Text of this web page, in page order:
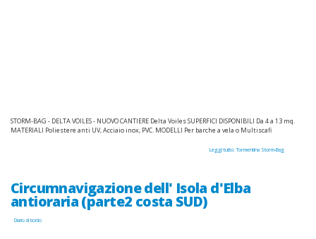
STORM-BAG - DELTA VOILES - NUOVO CANTIERE Delta Voiles SUPERFICI DISPONIBILI Da 4 a 13 mq.
MATERIALI Poliestere anti UV, Acciaio inox, PVC. MODELLI Per barche a vela o Multiscafi
Leggi tutto: Tormentina Storm-Bag
Circumnavigazione dell' Isola d'Elba
antioraria (parte2 costa SUD)
Diario di bordo